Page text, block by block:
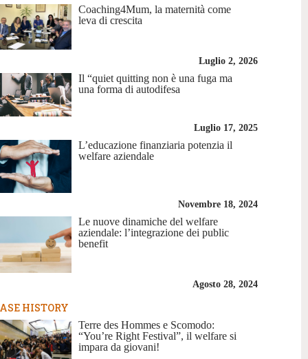
Coaching4Mum, la maternità come
leva di crescita
Luglio 2, 2026
Il “quiet quitting non è una fuga ma
una forma di autodifesa
Luglio 17, 2025
L’educazione finanziaria potenzia il
welfare aziendale
Novembre 18, 2024
Le nuove dinamiche del welfare
aziendale: l’integrazione dei public
benefit
Agosto 28, 2024
HISTORY
Terre des Hommes e Scomodo:
“You’re Right Festival”, il welfare si
impara da giovani!